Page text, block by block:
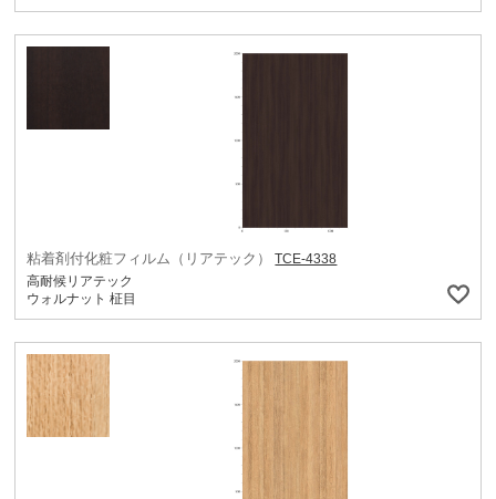
粘着剤付化粧フィルム（リアテック）
TCE-4338
高耐候リアテック
ウォルナット 柾目